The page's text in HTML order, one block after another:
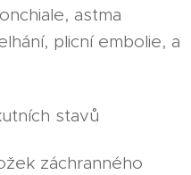
astma
plicní embolie, a
stavů
záchranného